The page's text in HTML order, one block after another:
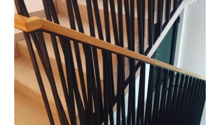
Ваше имя*
Ваш телефон*
Комментарий к заказу